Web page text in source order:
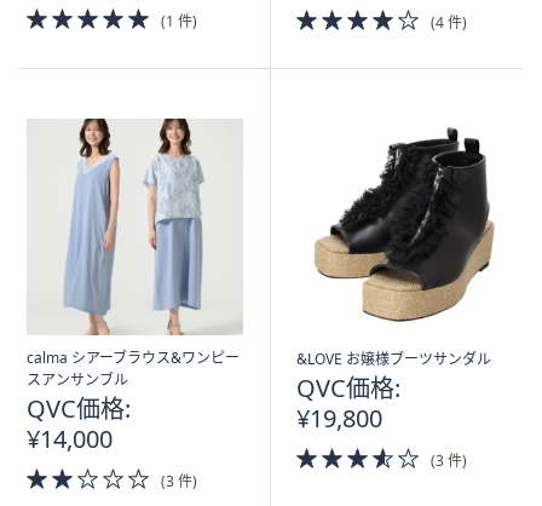
5.0
of
(1 件)
4.0
of
(4 件)
calma シアーブラウス&ワンピー
スアンサンブル
QVC価格:
¥14,000
2.0
of
(3 件)
&LOVE お嬢様ブーツサンダル
QVC価格:
¥19,800
3.5
of
(3 件)